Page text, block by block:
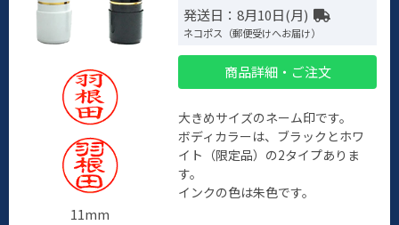
11mm
発送日：8月10日(月)
ネコポス（郵便受けへお届け）
商品詳細・ご注文
大きめサイズのネーム印です。
ボディカラーは、ブラックとホワ
イト（限定品）の2タイプありま
す。
インクの色は朱色です。